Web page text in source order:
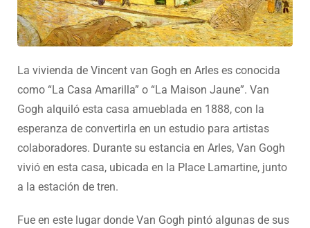
La vivienda de Vincent van Gogh en Arles es conocida
como “La Casa Amarilla” o “La Maison Jaune”. Van
Gogh alquiló esta casa amueblada en 1888, con la
esperanza de convertirla en un estudio para artistas
colaboradores. Durante su estancia en Arles, Van Gogh
vivió en esta casa, ubicada en la Place Lamartine, junto
a la estación de tren.
Fue en este lugar donde Van Gogh pintó algunas de sus